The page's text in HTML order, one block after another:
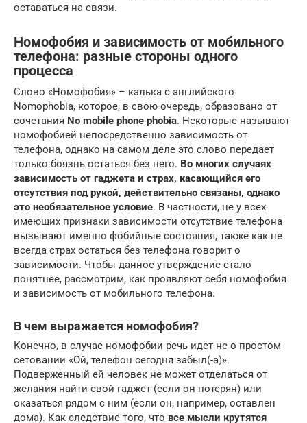
оставаться на связи.
Номофобия и зависимость от мобильного
телефона: разные стороны одного
процесса
Слово «Номофобия» – калька с английского
Nomophobia, которое, в свою очередь, образовано от
сочетания No mobile phone phobia. Некоторые называют
номофобией непосредственно зависимость от
телефона, однако на самом деле это слово передает
только боязнь остаться без него. Во многих случаях
зависимость от гаджета и страх, касающийся его
отсутствия под рукой, действительно связаны, однако
это необязательное условие. В частности, не у всех
имеющих признаки зависимости отсутствие телефона
вызывают именно фобийные состояния, также как не
всегда страх остаться без телефона говорит о
зависимости. Чтобы данное утверждение стало
понятнее, рассмотрим, как проявляют себя номофобия
и зависимость от мобильного телефона.
В чем выражается номофобия?
Конечно, в случае номофобии речь идет не о простом
сетовании «Ой, телефон сегодня забыл(-а)».
Подверженный ей человек не может отделаться от
желания найти свой гаджет (если он потерян) или
оказаться рядом с ним (если он, например, оставлен
дома). Как следствие того, что все мысли крутятся